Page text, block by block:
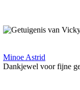
Minoe Astrid
Dankjewel voor fijne